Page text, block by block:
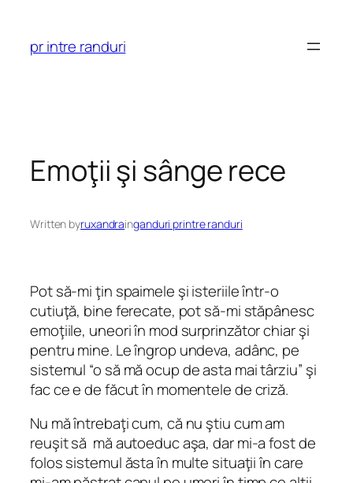
content
pr intre randuri
Emoţii şi sânge rece
Written byruxandrainganduri printre randuri
Pot să-mi ţin spaimele şi isteriile într-o
cutiuţă, bine ferecate, pot să-mi stăpânesc
emoţiile, uneori în mod surprinzător chiar şi
pentru mine. Le îngrop undeva, adânc, pe
sistemul “o să mă ocup de asta mai târziu” şi
fac ce e de făcut în momentele de criză.
Nu mă întrebaţi cum, că nu ştiu cum am
reuşit să mă autoeduc aşa, dar mi-a fost de
folos sistemul ăsta în multe situaţii în care